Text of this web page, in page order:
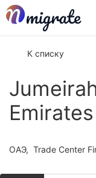
К списку
ОАЭ Trade Center